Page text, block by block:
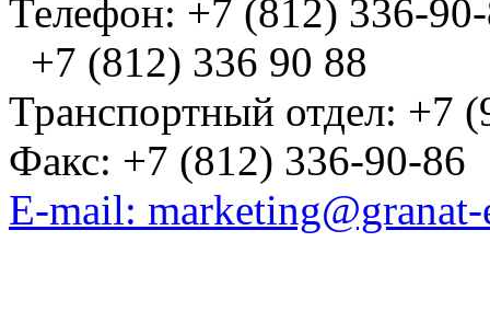
Телефон: +7 (812) 336-
+7 (812) 336 90 88
Транспортный отдел: +7
Факс: +7 (812) 336-90-86
E-mail: